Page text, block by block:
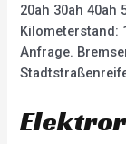
20ah 30ah 40ah
Kilometerstand:
Anfrage.